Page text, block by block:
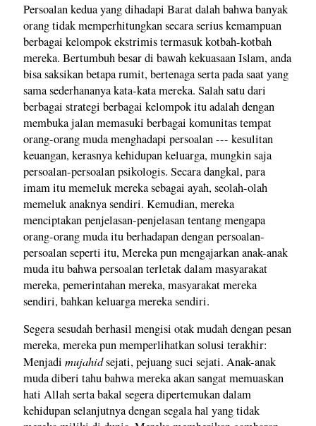
Persoalan kedua yang dihadapi Barat dalah bahwa banyak
orang tidak memperhitungkan secara serius kemampuan
berbagai kelompok ekstrimis termasuk kotbah-kotbah
mereka. Bertumbuh besar di bawah kekuasaan Islam, anda
bisa saksikan betapa rumit, bertenaga serta pada saat yang
sama sederhananya kata-kata mereka. Salah satu dari
berbagai strategi berbagai kelompok itu adalah dengan
membuka jalan memasuki berbagai komunitas tempat
orang-orang muda menghadapi persoalan --- kesulitan
keuangan, kerasnya kehidupan keluarga, mungkin saja
persoalan-persoalan psikologis. Secara dangkal, para
imam itu memeluk mereka sebagai ayah, seolah-olah
memeluk anaknya sendiri. Kemudian, mereka
menciptakan penjelasan-penjelasan tentang mengapa
orang-orang muda itu berhadapan dengan persoalan-
persoalan seperti itu, Mereka pun mengajarkan anak-anak
muda itu bahwa persoalan terletak dalam masyarakat
mereka, pemerintahan mereka, masyarakat mereka
sendiri, bahkan keluarga mereka sendiri.
Segera sesudah berhasil mengisi otak mudah dengan pesan
mereka, mereka pun memperlihatkan solusi terakhir:
Menjadi mujahidsejati, pejuang suci sejati. Anak-anak
muda diberi tahu bahwa mereka akan sangat memuaskan
hati Allah serta bakal segera dipertemukan dalam
kehidupan selanjutnya dengan segala hal yang tidak